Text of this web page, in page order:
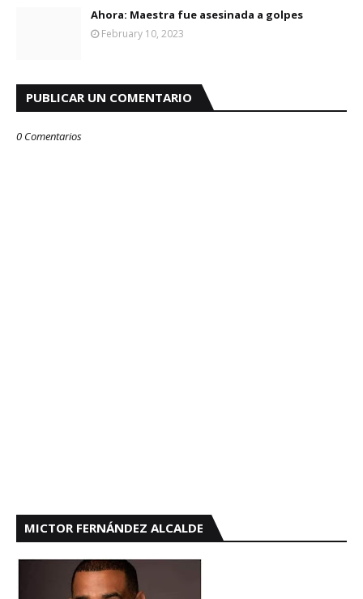
Ahora: Maestra fue asesinada a golpes
February 10, 2023
PUBLICAR UN COMENTARIO
0 Comentarios
MICTOR FERNÁNDEZ ALCALDE